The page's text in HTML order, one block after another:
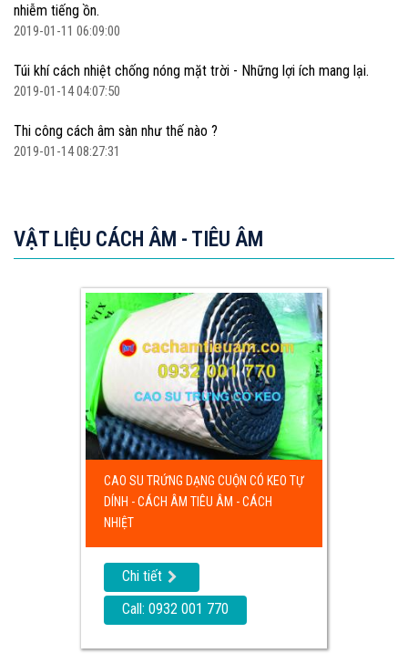
nhiễm tiếng ồn.
2019-01-11 06:09:00
Túi khí cách nhiệt chống nóng mặt trời - Những lợi ích mang lại.
2019-01-14 04:07:50
Thi công cách âm sàn như thế nào ?
2019-01-14 08:27:31
VẬT LIỆU CÁCH ÂM - TIÊU ÂM
CAO SU TRỨNG DẠNG CUỘN CÓ KEO TỰ
DÍNH - CÁCH ÂM TIÊU ÂM - CÁCH
NHIỆT
Chi tiết
Call: 0932 001 770